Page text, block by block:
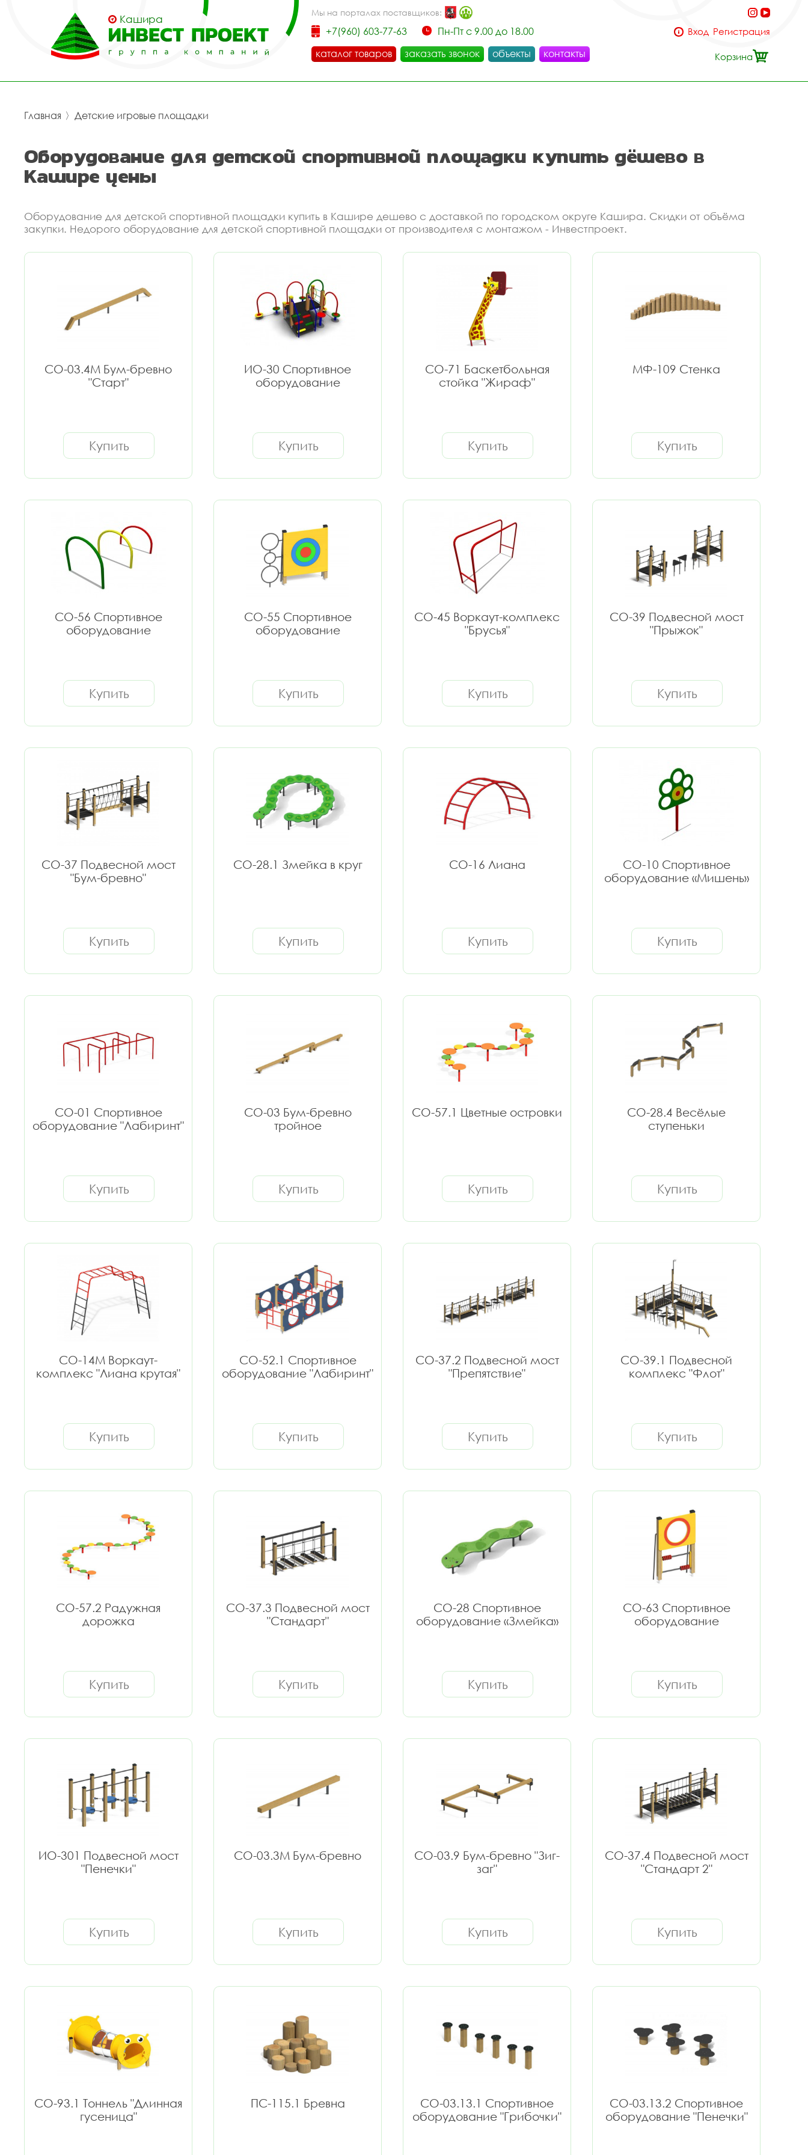
Кашира
Мы на порталах поставщиков:
+7(960) 603-77-63
Пн-Пт с 9.00 до 18.00
каталог товаров
заказать звонок объекты контакты
Вход Регистрация
Корзина
Главная 〉 Детские игровые площадки
Оборудование для детской спортивной площадки купить дёшево в
Кашире цены
Оборудование для детской спортивной площадки купить в Кашире дешево с доставкой по городском округе Кашира. Скидки от объёма
закупки. Недорого оборудование для детской спортивной площадки от производителя с монтажом - Инвестпроект.
СО-03.4М Бум-бревно
"Старт"
Купить
ИО-30 Спортивное
оборудование
Купить
СО-71 Баскетбольная
стойка "Жираф"
Купить
МФ-109 Стенка
Купить
СО-56 Спортивное
оборудование
Купить
СО-55 Спортивное
оборудование
Купить
СО-45 Воркаут-комплекс
"Брусья"
Купить
СО-39 Подвесной мост
"Прыжок"
Купить
СО-37 Подвесной мост
"Бум-бревно"
Купить
СО-28.1 Змейка в круг
Купить
СО-16 Лиана
Купить
СО-10 Спортивное
оборудование «Мишень»
Купить
СО-01 Спортивное
оборудование "Лабиринт"
Купить
СО-03 Бум-бревно
тройное
Купить
СО-57.1 Цветные островки
Купить
СО-28.4 Весёлые
ступеньки
Купить
СО-14М Воркаут-
комплекс "Лиана крутая"
Купить
СО-52.1 Спортивное
оборудование "Лабиринт"
Купить
СО-37.2 Подвесной мост
"Препятствие"
Купить
СО-39.1 Подвесной
комплекс "Флот"
Купить
СО-57.2 Радужная
дорожка
Купить
СО-37.3 Подвесной мост
"Стандарт"
Купить
СО-28 Спортивное
оборудование «Змейка»
Купить
СО-63 Спортивное
оборудование
Купить
ИО-301 Подвесной мост
"Пенечки"
Купить
СО-03.3М Бум-бревно
Купить
СО-03.9 Бум-бревно "Зиг-
заг"
Купить
СО-37.4 Подвесной мост
"Стандарт 2"
Купить
СО-93.1 Тоннель "Длинная
гусеница"
ПС-115.1 Бревна
СО-03.13.1 Спортивное
оборудование "Грибочки"
СО-03.13.2 Спортивное
оборудование "Пенечки"